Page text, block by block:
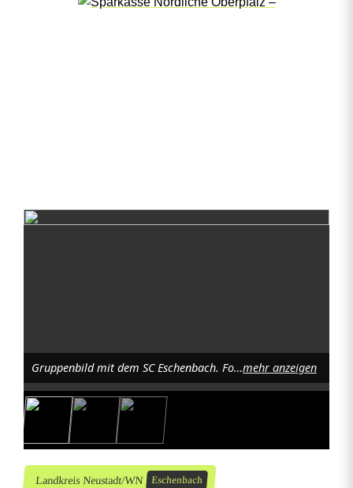
Gruppenbild mit dem SC Eschenbach. Foto: Jürgen Maschingmehr anzeigen
Landkreis Neustadt/WN Eschenbach